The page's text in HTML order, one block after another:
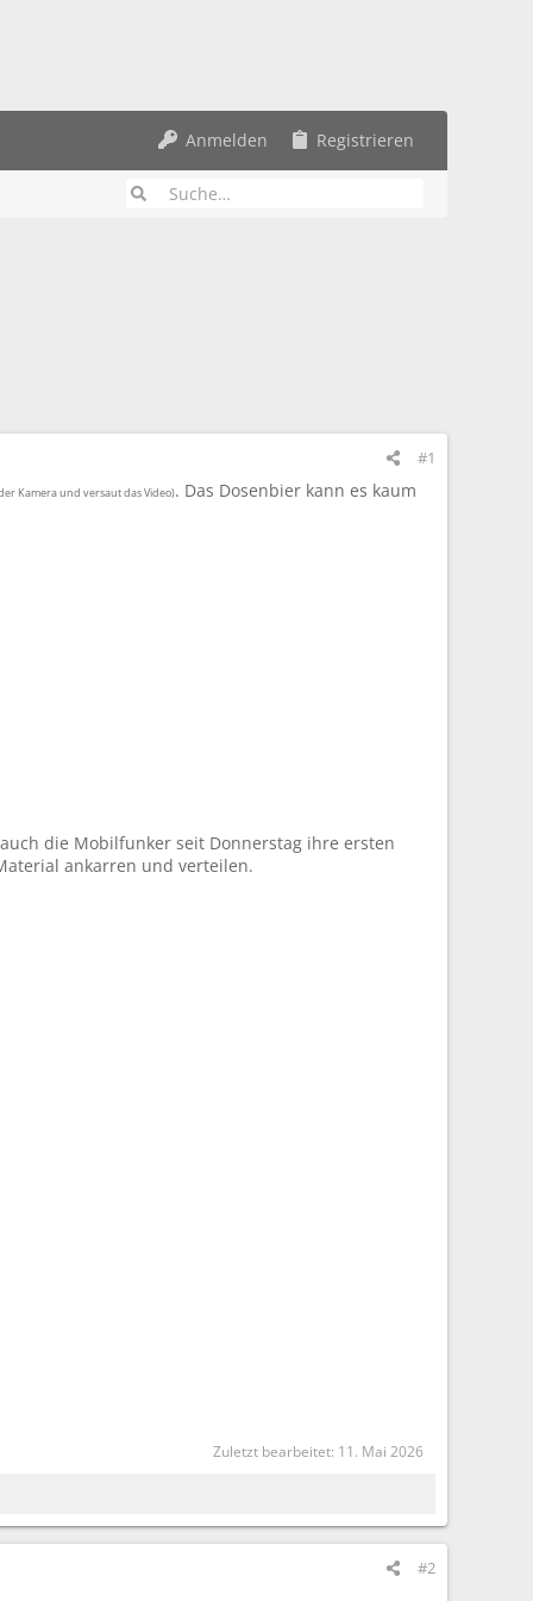
Anmelden Registrieren
#1
Kamera und versaut das Video). Das Dosenbier kann es kaum
die Mobilfunker seit Donnerstag ihre ersten
ankarren und verteilen.
Zuletzt bearbeitet: 11. Mai 2026
#2